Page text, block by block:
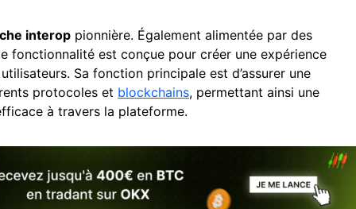
interop pionnière. Également alimentée par des
fonctionnalité est conçue pour créer une expérience
Sa fonction principale est d’assurer une
protocoles et blockchains, permettant ainsi une
à travers la plateforme.